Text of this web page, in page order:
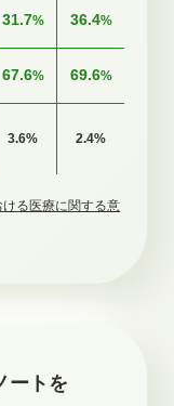
31.7% 36.4%
67.6% 69.6%
3.6% 2.4%
ける医療に関する意
ートを